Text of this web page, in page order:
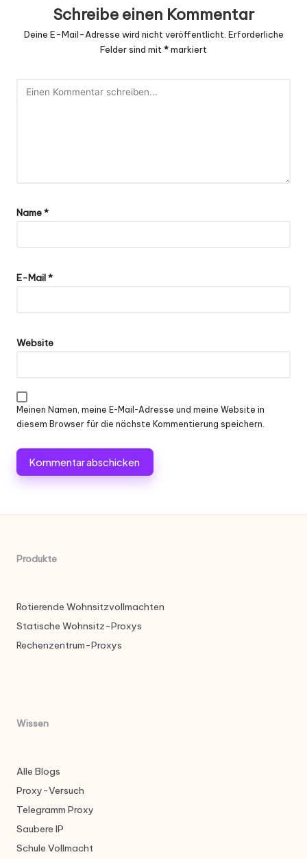
Schreibe einen Kommentar
Deine E-Mail-Adresse wird nicht veröffentlicht. Erforderliche
Felder sind mit *markiert
Name*
E-Mail*
Website
Meinen Namen, meine E-Mail-Adresse und meine Website in
diesem Browser für die nächste Kommentierung speichern.
Produkte
Rotierende Wohnsitzvollmachten
Statische Wohnsitz-Proxys
Rechenzentrum-Proxys
Wissen
Alle Blogs
Proxy-Versuch
Telegramm Proxy
Saubere IP
Schule Vollmacht